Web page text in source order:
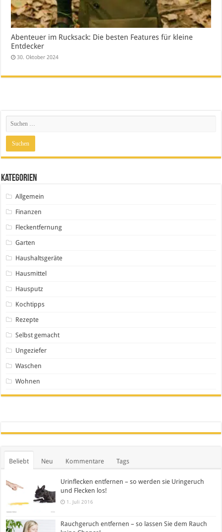
Abenteuer im Rucksack: Die besten Features für kleine
Entdecker
30. Oktober 2024
Kategorien
Allgemein
Finanzen
Fleckentfernung
Garten
Haushaltsgeräte
Hausmittel
Hausputz
Kochtipps
Rezepte
Selbst gemacht
Ungeziefer
Waschen
Wohnen
Beliebt Neu Kommentare Tags
Urinflecken entfernen – so werden sie Uringeruch
und Flecken los!
1. Juli 2016
Rauchgeruch entfernen – so lassen Sie dem Rauch